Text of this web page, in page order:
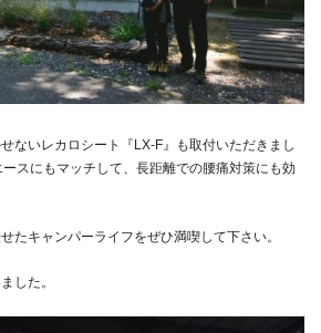
ないレカロシート『LX-F』も取付いただきまし
スにもマッチして、長距離での腰痛対策にも効
たキャンパーライフをぜひ満喫して下さい。
した。